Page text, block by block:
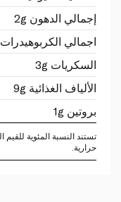
إجمالي الدهون 2g
اجمالي الكربوهيدرات 3g
السكريات 3g
الألياف الغذائية 9g
بروتين 1g
حرارية.